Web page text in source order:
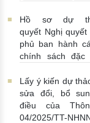
Hồ sơ dự
quyết Nghị quyết
phủ ban hành
chính sách đặc
pháp luật về
rửa tiền nhằm
cầu cấp bách
hiện cam kết
Lấy ý kiến dự
sửa đổi, bổ
điều của
04/2025/TT-